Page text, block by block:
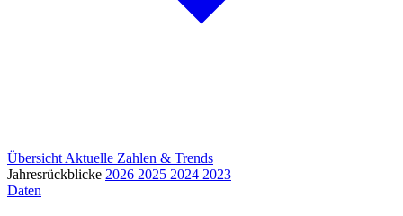
Übersicht Aktuelle Zahlen & Trends
Jahresrückblicke 2026 2025 2024 2023
Daten